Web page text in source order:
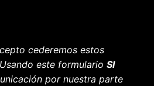
cederemos estos
este formulario SI
por nuestra parte